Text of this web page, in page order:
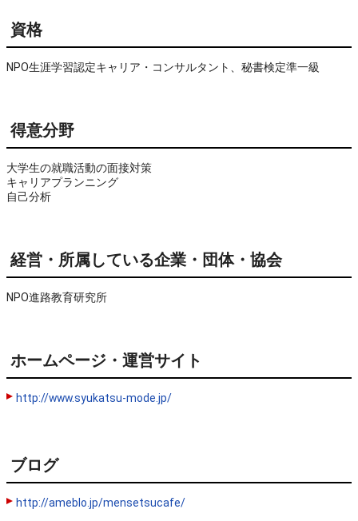
資格
NPO生涯学習認定キャリア・コンサルタント、秘書検定準一級
得意分野
大学生の就職活動の面接対策
キャリアプランニング
自己分析
経営・所属している企業・団体・協会
NPO進路教育研究所
ホームページ・運営サイト
http://www.syukatsu-mode.jp/
ブログ
http://ameblo.jp/mensetsucafe/